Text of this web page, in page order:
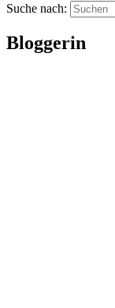
Suche nach:
Bloggerin